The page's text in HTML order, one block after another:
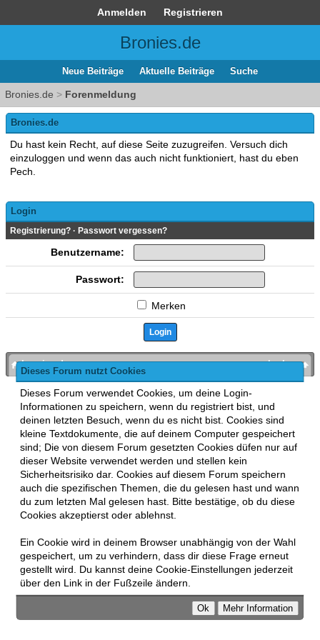
Anmelden Registrieren
Bronies.de
Neue Beiträge Aktuelle Beiträge Suche
Bronies.de > Forenmeldung
Dieses Forum nutzt Cookies
Dieses Forum verwendet Cookies, um deine Login-
Informationen zu speichern, wenn du registriert bist, und
deinen letzten Besuch, wenn du es nicht bist. Cookies sind
kleine Textdokumente, die auf deinem Computer gespeichert
sind; Die von diesem Forum gesetzten Cookies düfen nur auf
dieser Website verwendet werden und stellen kein
Sicherheitsrisiko dar. Cookies auf diesem Forum speichern
auch die spezifischen Themen, die du gelesen hast und wann
du zum letzten Mal gelesen hast. Bitte bestätige, ob du diese
Cookies akzeptierst oder ablehnst.
Ein Cookie wird in deinem Browser unabhängig von der Wahl
gespeichert, um zu verhindern, dass dir diese Frage erneut
gestellt wird. Du kannst deine Cookie-Einstellungen jederzeit
über den Link in der Fußzeile ändern.
Bronies.de
Du hast kein Recht, auf diese Seite zuzugreifen. Versuch dich
einzuloggen und wenn das auch nicht funktioniert, hast du eben
Pech.
Login
Registrierung? · Passwort vergessen?
Benutzername:
Passwort:
Merken
nach oben
bronies.de
MyBB , mobile Fassung: MyBB GoMobile
Zur Desktop-Version wechseln
This forum usesLukasz TkaczMyBB addons.